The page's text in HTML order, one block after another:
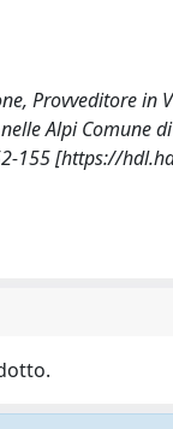
Provveditore
Alpi Comune
155 [https://